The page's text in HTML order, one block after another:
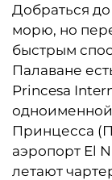
Добраться
морю, но
быстрым
Палаване
Princesa
Принцесса
аэропорт El
летают